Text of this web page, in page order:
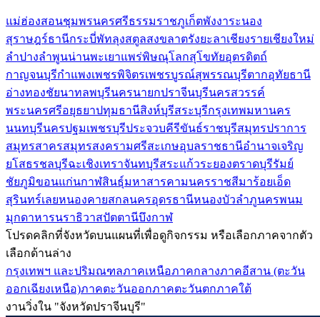
แม่ฮ่องสอนชุมพรนครศรีธรรมราชภูเก็ตพังงาระนอง
สุราษฎร์ธานีกระบี่พัทลุงสตูลสงขลาตรังยะลาเชียงรายเชียงใหม่
ลำปางลำพูนน่านพะเยาแพร่พิษณุโลกสุโขทัยอุตรดิตถ์
กาญจนบุรีกำแพงเพชรพิจิตรเพชรบูรณ์สุพรรณบุรีตากอุทัยธานี
อ่างทองชัยนาทลพบุรีนครนายกปราจีนบุรีนครสวรรค์
พระนครศรีอยุธยาปทุมธานีสิงห์บุรีสระบุรีกรุงเทพมหานคร
นนทบุรีนครปฐมเพชรบุรีประจวบคีรีขันธ์ราชบุรีสมุทรปราการ
สมุทรสาครสมุทรสงครามศรีสะเกษอุบลราชธานีอำนาจเจริญ
ยโสธรชลบุรีฉะเชิงเทราจันทบุรีสระแก้วระยองตราดบุรีรัมย์
ชัยภูมิขอนแก่นกาฬสินธุ์มหาสารคามนครราชสีมาร้อยเอ็ด
สุรินทร์เลยหนองคายสกลนครอุดรธานีหนองบัวลำภูนครพนม
มุกดาหารนราธิวาสปัตตานีบึงกาฬ
โปรดคลิกที่จังหวัดบนแผนที่เพื่อดูกิจกรรม หรือเลือกภาคจากตัว
เลือกด้านล่าง
กรุงเทพฯ และปริมณฑลภาคเหนือภาคกลางภาคอีสาน (ตะวัน
ออกเฉียงเหนือ)ภาคตะวันออกภาคตะวันตกภาคใต้
งานวิ่งใน "จังหวัดปราจีนบุรี"